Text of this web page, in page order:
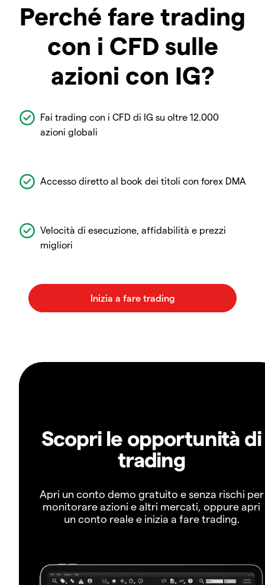
Perché fare trading
con i CFD sulle
azioni con IG?
Fai trading con i CFD di IG su oltre 12.000
azioni globali
Accesso diretto al book dei titoli con forex DMA
Velocità di esecuzione, affidabilità e prezzi
migliori
Scopri le opportunità di
trading
Apri un conto demo gratuito e senza rischi per
monitorare azioni e altri mercati, oppure apri
un conto reale e inizia a fare trading.